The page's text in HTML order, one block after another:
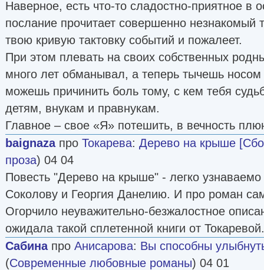
Наверное, есть что-то сладостно-приятное в
послание прочитает совершенно незнакомый
твою кривую тактовку событий и пожалеет.
При этом плевать на своих собственных
много лет обманывал, а теперь тычешь носом
можешь причинить боль тому, с кем тебя
детям, внукам и правнукам.
Главное – свое «Я» потешить, в вечность
baignazaпро Токарева: Дерево на крыше
проза) 04 04
Повесть "Дерево на крыше" - легко
Соколову и Георгия Данелию. И про роман
Огорчило неуважительно-безжалостное
ожидала такой сплетенной книги от Токаревой.
Сабинапро Анисарова: Вы способны
(Современные любовные романы) 04 01